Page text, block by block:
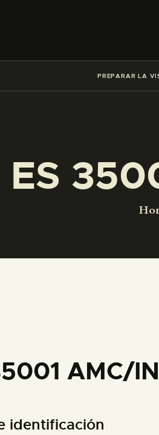
PREPARAR LA
ES
█
█
AMC/
identificación